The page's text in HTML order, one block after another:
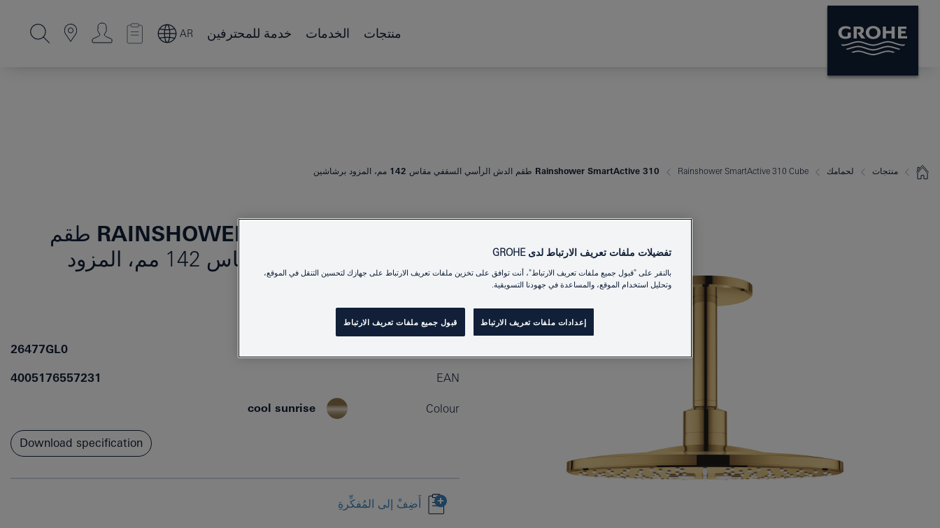
منتجات الخدمات خدمة للمحترفين AR
منتجات لحمامك Rainshower SmartActive 310 Cube Rainshower SmartActive 310 طقم الدش الرأسي السقفي مقاس 142 مم، المزود برشاشين
RAINSHOWER SMARTACTIVE 310 طقم
الدش الرأسي السقفي مقاس 142 مم، المزود
برشاشين
26477GL0
EAN
4005176557231
Colour
cool sunrise
Download specification
أَضِفْ إلى المُفكِّرةِ
تفضيلات ملفات تعريف الارتباط لدى GROHE
بالنقر على "قبول جميع ملفات تعريف الارتباط"، أنت توافق على تخزين ملفات تعريف الارتباط على جهازك لتحسين التنقل في الموقع،
وتحليل استخدام الموقع، والمساعدة في جهودنا التسويقية.
إعدادات ملفات تعريف الارتباط قبول جميع ملفات تعريف الارتباط